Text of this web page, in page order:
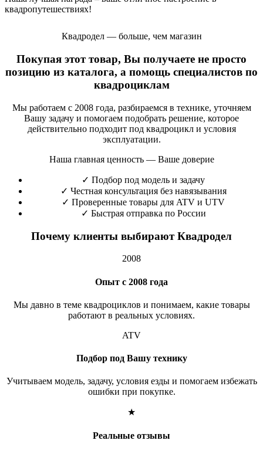
квадропутешествиях!
Квадродел — больше, чем магазин
Покупая этот товар, Вы получаете не просто
позицию из каталога, а помощь специалистов по
квадроциклам
Мы работаем с 2008 года, разбираемся в технике, уточняем
Вашу задачу и помогаем подобрать решение, которое
действительно подходит под квадроцикл и условия
эксплуатации.
Наша главная ценность — Ваше доверие
✓ Подбор под модель и задачу
✓ Честная консультация без навязывания
✓ Проверенные товары для ATV и UTV
✓ Быстрая отправка по России
Почему клиенты выбирают Квадродел
2008
Опыт с 2008 года
Мы давно в теме квадроциклов и понимаем, какие товары
работают в реальных условиях.
ATV
Подбор под Вашу технику
Учитываем модель, задачу, условия езды и помогаем избежать
ошибки при покупке.
★
Реальные отзывы